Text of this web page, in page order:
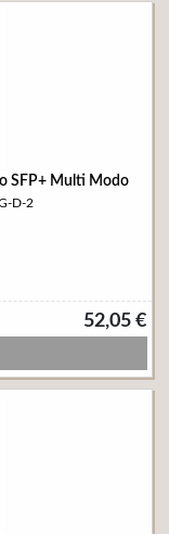
SFP+ Multi Modo
D-2
52,05 €